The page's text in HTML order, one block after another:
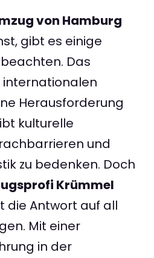
von Hamburg
gibt es einige
Das
internationalen
Herausforderung
kulturelle
und
zu bedenken. Doch
Krümmel
die Antwort auf all
Mit einer
in der